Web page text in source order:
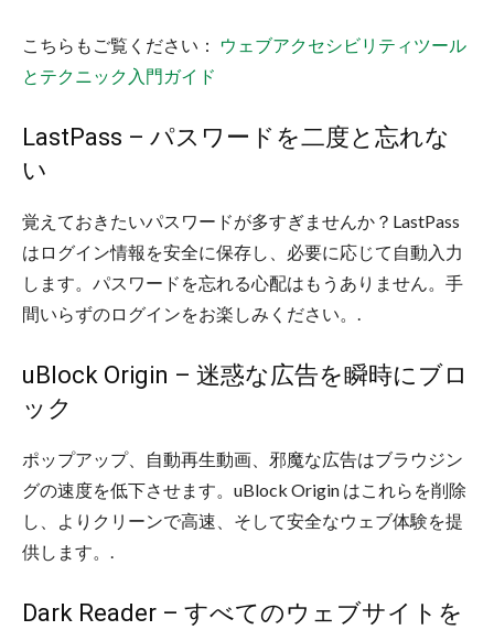
こちらもご覧ください：
ウェブアクセシビリティツール
とテクニック入門ガイド
LastPass – パスワードを二度と忘れな
い
覚えておきたいパスワードが多すぎませんか？LastPass
はログイン情報を安全に保存し、必要に応じて自動入力
します。パスワードを忘れる心配はもうありません。手
間いらずのログインをお楽しみください。.
uBlock Origin – 迷惑な広告を瞬時にブロ
ック
ポップアップ、自動再生動画、邪魔な広告はブラウジン
グの速度を低下させます。uBlock Origin はこれらを削除
し、よりクリーンで高速、そして安全なウェブ体験を提
供します。.
Dark Reader – すべてのウェブサイトを